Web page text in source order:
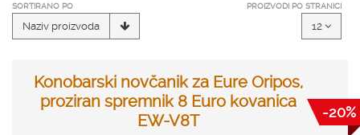
SORTIRANO PO
Naziv proizvoda
PROIZVODI PO STRANICI
12
Konobarski novčanik za Eure Oripos,
proziran spremnik 8 Euro kovanica
EW-V8T
-20%